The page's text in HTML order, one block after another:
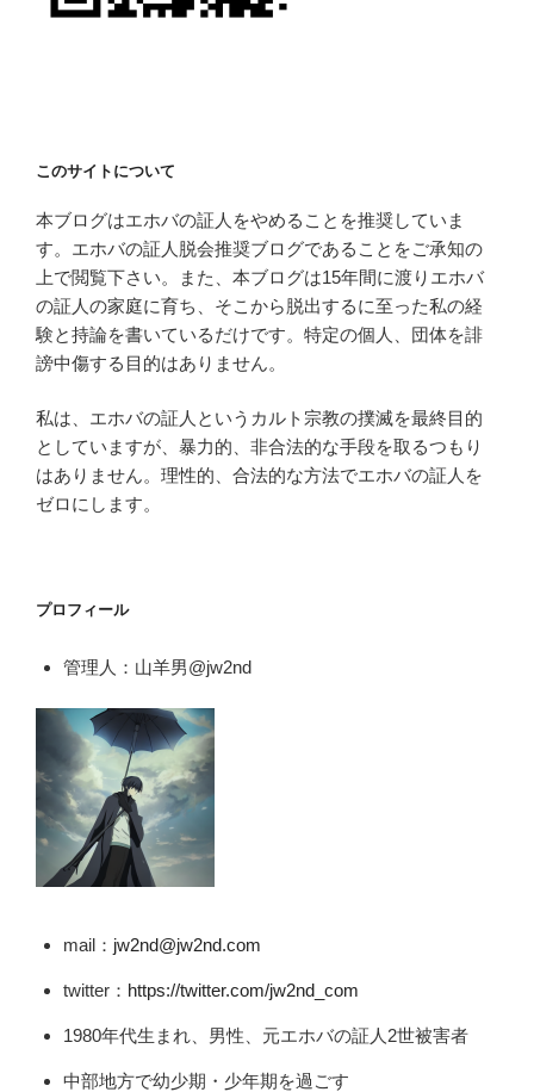
このサイトについて
本ブログはエホバの証人をやめることを推奨していま
す。エホバの証人脱会推奨ブログであることをご承知の
上で閲覧下さい。また、本ブログは15年間に渡りエホバ
の証人の家庭に育ち、そこから脱出するに至った私の経
験と持論を書いているだけです。特定の個人、団体を誹
謗中傷する目的はありません。
私は、エホバの証人というカルト宗教の撲滅を最終目的
としていますが、暴力的、非合法的な手段を取るつもり
はありません。理性的、合法的な方法でエホバの証人を
ゼロにします。
プロフィール
管理人：山羊男@jw2nd
mail： jw2nd@jw2nd.com
twitter： https://twitter.com/jw2nd_com
1980年代生まれ、男性、元エホバの証人2世被害者
中部地方で幼少期・少年期を過ごす